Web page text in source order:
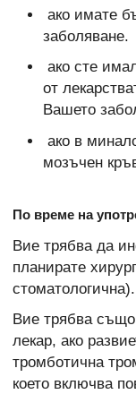
ако имате
заболяване.
ако сте
от
Вашето
ако в
мозъчен
По време на
Вие трябва да
планирате
стоматологична).
Вие трябва
лекар, ако
тромботична
което включва